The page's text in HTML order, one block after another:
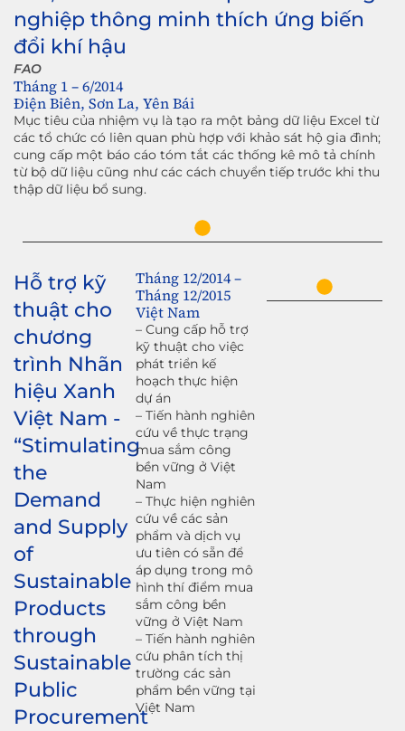
nghiệp thông minh thích ứng biến
đổi khí hậu
FAO
Tháng 1 – 6/2014
Điện Biên, Sơn La, Yên Bái
Mục tiêu của nhiệm vụ là tạo ra một bảng dữ liệu Excel từ
các tổ chức có liên quan phù hợp với khảo sát hộ gia đình;
cung cấp một báo cáo tóm tắt các thống kê mô tả chính
từ bộ dữ liệu cũng như các cách chuyển tiếp trước khi thu
thập dữ liệu bổ sung.
Hỗ trợ kỹ
thuật cho
chương
trình Nhãn
hiệu Xanh
Việt Nam -
“Stimulating
the
Demand
and Supply
of
Sustainable
Products
through
Sustainable
Public
Procurement
Tháng 12/2014 –
Tháng 12/2015
Việt Nam
– Cung cấp hỗ trợ
kỹ thuật cho việc
phát triển kế
hoạch thực hiện
dự án
– Tiến hành nghiên
cứu về thực trạng
mua sắm công
bền vững ở Việt
Nam
– Thực hiện nghiên
cứu về các sản
phẩm và dịch vụ
ưu tiên có sẵn để
áp dụng trong mô
hình thí điểm mua
sắm công bền
vững ở Việt Nam
– Tiến hành nghiên
cứu phân tích thị
trường các sản
phẩm bền vững tại
Việt Nam